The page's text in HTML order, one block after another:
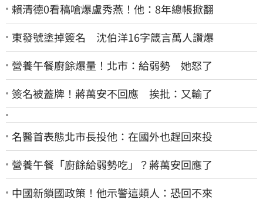
賴清德0看稿嗆爆盧秀燕！他：8年總帳掀翻
東發號塗掉簽名 沈伯洋16字箴言萬人讚爆
營養午餐廚餘爆量！北市：給弱勢 她怒了
簽名被蓋牌！蔣萬安不回應 挨批：又輸了
名醫首表態北市長投他：在國外也趕回來投
營養午餐「廚餘給弱勢吃」？蔣萬安回應了
中國新鎖國政策！他示警這類人：恐回不來